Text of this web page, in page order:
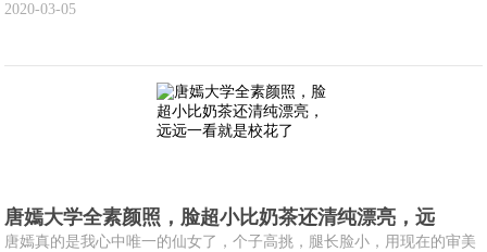
2020-03-05
唐嫣大学全素颜照，脸超小比奶茶还清纯漂亮，远
唐嫣真的是我心中唯一的仙女了，个子高挑，腿长脸小，用现在的审美